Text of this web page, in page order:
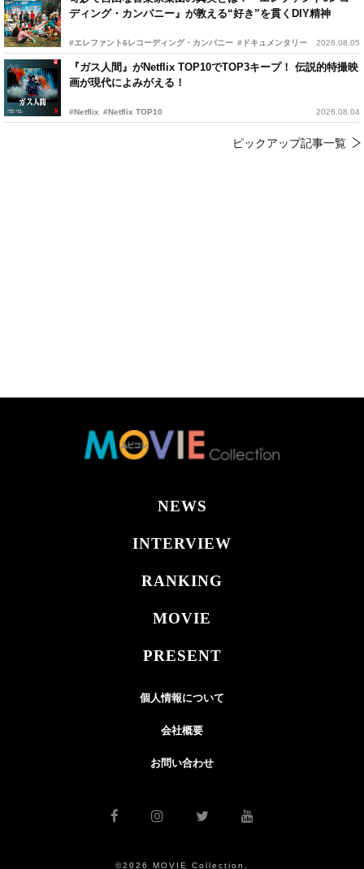
ディング・カンパニー』が教える“好き”を貫くDIY精神
#エレファント6レコーディング・カンパニー #ドキュメンタリー 2026.08.05
『ガス人間』がNetflix TOP10でTOP3キープ！ 伝説的特撮映
画が現代によみがえる！
#Netflix #Netflix TOP10 2026.08.04
ピックアップ記事一覧
NEWS
INTERVIEW
RANKING
MOVIE
PRESENT
個人情報について
会社概要
お問い合わせ
©2026 MOVIE Collection.